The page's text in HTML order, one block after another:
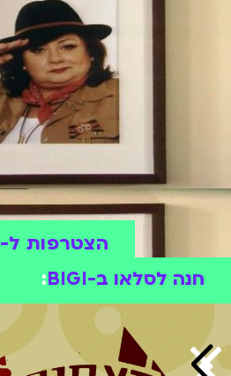
הצטרפות ל-BIGI
חנה לסלאו ב-BIGI
: